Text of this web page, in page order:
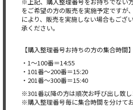
をご希望の方の販売を実施予定ですが
により、販売を実施しない場合もござ
承ください。
【購入整理番号お持ちの方の集合時間】
・1～100番＝14:55
・101番～200番＝15:20
・201番～300番＝15:40
※301番以降の方は順次お呼び出し致し
※購入整理番号毎に集合時間を分けてお